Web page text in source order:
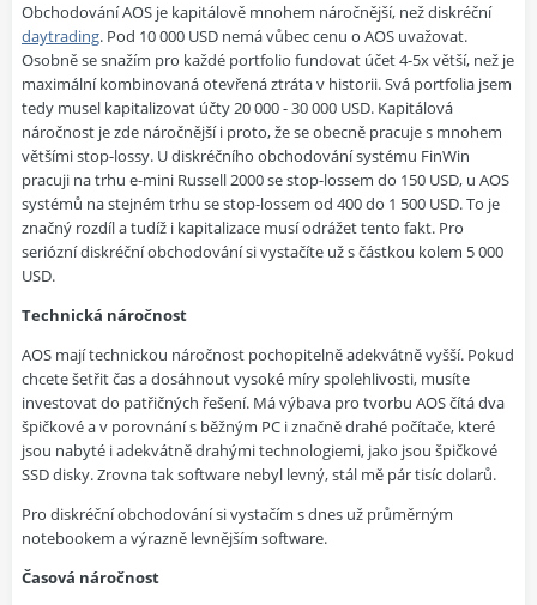
Obchodování AOS je kapitálově mnohem náročnější, než diskréční
daytrading. Pod 10 000 USD nemá vůbec cenu o AOS uvažovat.
Osobně se snažím pro každé portfolio fundovat účet 4-5x větší, než je
maximální kombinovaná otevřená ztráta v historii. Svá portfolia jsem
tedy musel kapitalizovat účty 20 000 - 30 000 USD. Kapitálová
náročnost je zde náročnější i proto, že se obecně pracuje s mnohem
většími stop-lossy. U diskréčního obchodování systému FinWin
pracuji na trhu e-mini Russell 2000 se stop-lossem do 150 USD, u AOS
systémů na stejném trhu se stop-lossem od 400 do 1 500 USD. To je
značný rozdíl a tudíž i kapitalizace musí odrážet tento fakt. Pro
seriózní diskréční obchodování si vystačíte už s částkou kolem 5 000
USD.
Technická náročnost
AOS mají technickou náročnost pochopitelně adekvátně vyšší. Pokud
chcete šetřit čas a dosáhnout vysoké míry spolehlivosti, musíte
investovat do patřičných řešení. Má výbava pro tvorbu AOS čítá dva
špičkové a v porovnání s běžným PC i značně drahé počítače, které
jsou nabyté i adekvátně drahými technologiemi, jako jsou špičkové
SSD disky. Zrovna tak software nebyl levný, stál mě pár tisíc dolarů.
Pro diskréční obchodování si vystačím s dnes už průměrným
notebookem a výrazně levnějším software.
Časová náročnost